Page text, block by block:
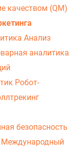
качеством (QM)
Анализ
аналитика
Робот-
безопасность
Международный